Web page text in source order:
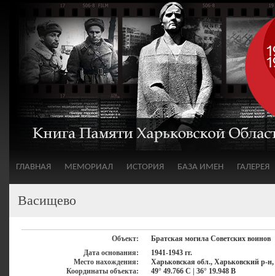
ГЛАВНАЯ МЕМОРИАЛ ИСТОРИЯ БАЗА ИМЕН ГАЛЕРЕЯ
Васищево
Объект:
Братская могила Советских воинов
Дата основания:
1941-1943 гг.
Место нахождения:
Харьковская обл., Харьковский р-
Координаты объекта:
49° 49.766 С | 36° 19.948 В